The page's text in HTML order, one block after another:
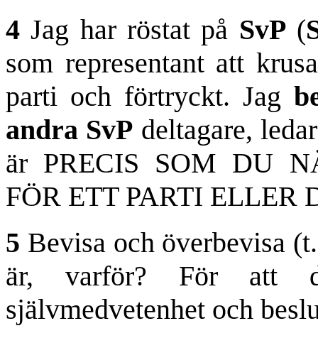
4 Jag har röstat på SvP(
som representant att
parti och förtryckt. Jag
andra SvP deltagare,
är PRECIS SOM DU
FÖR ETT PARTI ELLER
5 Bevisa och överbevisa
är, varför? För att
självmedvetenhet och